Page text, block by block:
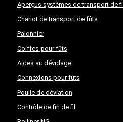
Aperçus systèmes de transport de fil
Chariot de transport de fûts
Palonnier
Coiffes pour fûts
Aides au dévidage
Connexions pour fûts
Poulie de déviation
Contrôle de fin de fil